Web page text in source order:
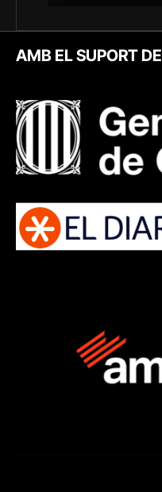
AMB EL SUPORT DE